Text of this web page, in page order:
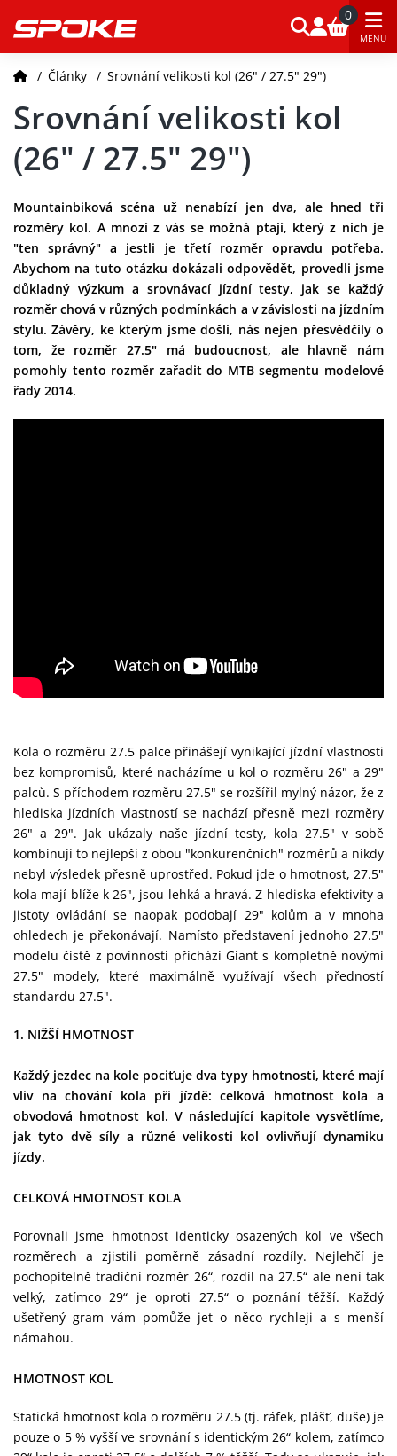
0
MENU
/ Články / Srovnání velikosti kol (26" / 27.5" 29")
Srovnání velikosti kol
(26" / 27.5" 29")
Mountainbiková scéna už nenabízí jen dva, ale hned tři
rozměry kol. A mnozí z vás se možná ptají, který z nich je
"ten správný" a jestli je třetí rozměr opravdu potřeba.
Abychom na tuto otázku dokázali odpovědět, provedli jsme
důkladný výzkum a srovnávací jízdní testy, jak se každý
rozměr chová v různých podmínkách a v závislosti na jízdním
stylu. Závěry, ke kterým jsme došli, nás nejen přesvědčily o
tom, že rozměr 27.5" má budoucnost, ale hlavně nám
pomohly tento rozměr zařadit do MTB segmentu modelové
řady 2014.
Kola o rozměru 27.5 palce přinášejí vynikající jízdní vlastnosti
bez kompromisů, které nacházíme u kol o rozměru 26" a 29"
palců. S příchodem rozměru 27.5" se rozšířil mylný názor, že z
hlediska jízdních vlastností se nachází přesně mezi rozměry
26" a 29". Jak ukázaly naše jízdní testy, kola 27.5" v sobě
kombinují to nejlepší z obou "konkurenčních" rozměrů a nikdy
nebyl výsledek přesně uprostřed. Pokud jde o hmotnost, 27.5"
kola mají blíže k 26", jsou lehká a hravá. Z hlediska efektivity a
jistoty ovládání se naopak podobají 29" kolům a v mnoha
ohledech je překonávají. Namísto představení jednoho 27.5"
modelu čistě z povinnosti přichází Giant s kompletně novými
27.5" modely, které maximálně využívají všech předností
standardu 27.5".
1. NIŽŠÍ HMOTNOST
Každý jezdec na kole pociťuje dva typy hmotnosti, které mají
vliv na chování kola při jízdě: celková hmotnost kola a
obvodová hmotnost kol. V následující kapitole vysvětlíme,
jak tyto dvě síly a různé velikosti kol ovlivňují dynamiku
jízdy.
CELKOVÁ HMOTNOST KOLA
Porovnali jsme hmotnost identicky osazených kol ve všech
rozměrech a zjistili poměrně zásadní rozdíly. Nejlehčí je
pochopitelně tradiční rozměr 26“, rozdíl na 27.5“ ale není tak
velký, zatímco 29“ je oproti 27.5“ o poznání těžší. Každý
ušetřený gram vám pomůže jet o něco rychleji a s menší
námahou.
HMOTNOST KOL
Statická hmotnost kola o rozměru 27.5 (tj. ráfek, plášť, duše) je
pouze o 5 % vyšší ve srovnání s identickým 26“ kolem, zatímco